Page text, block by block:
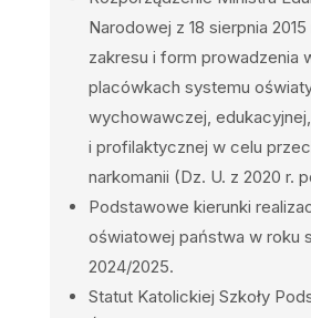
Narodowej z 18 sierpnia
zakresu i form prowadzenia
placówkach systemu
wychowawczej,
i profilaktycznej w celu
narkomanii (Dz. U. z 2020 r.
Podstawowe kierunki
oświatowej państwa w roku
2024/2025.
Statut Katolickiej Szkoły